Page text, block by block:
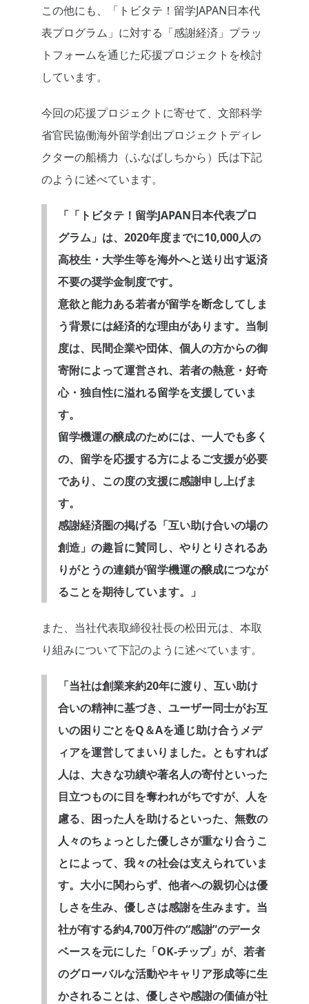
この他にも、「トビタテ！留学JAPAN日本代
表プログラム」に対する「感謝経済」プラッ
トフォームを通じた応援プロジェクトを検討
しています。
今回の応援プロジェクトに寄せて、文部科学
省官民協働海外留学創出プロジェクトディレ
クターの船橋力（ふなばしちから）氏は下記
のように述べています。
「「トビタテ！留学JAPAN日本代表プロ
グラム」は、2020年度までに10,000人の
高校生・大学生等を海外へと送り出す返済
不要の奨学金制度です。
意欲と能力ある若者が留学を断念してしま
う背景には経済的な理由があります。当制
度は、民間企業や団体、個人の方からの御
寄附によって運営され、若者の熱意・好奇
心・独自性に溢れる留学を支援していま
す。
留学機運の醸成のためには、一人でも多く
の、留学を応援する方によるご支援が必要
であり、この度の支援に感謝申し上げま
す。
感謝経済圏の掲げる「互い助け合いの場の
創造」の趣旨に賛同し、やりとりされるあ
りがとうの連鎖が留学機運の醸成につなが
ることを期待しています。」
また、当社代表取締役社長の松田元は、本取
り組みについて下記のように述べています。
「当社は創業来約20年に渡り、互い助け
合いの精神に基づき、ユーザー同士がお互
いの困りごとをQ＆Aを通じ助け合うメデ
ィアを運営してまいりました。ともすれば
人は、大きな功績や著名人の寄付といった
目立つものに目を奪われがちですが、人を
慮る、困った人を助けるといった、無数の
人々のちょっとした優しさが重なり合うこ
とによって、我々の社会は支えられていま
す。大小に関わらず、他者への親切心は優
しさを生み、優しさは感謝を生みます。当
社が有する約4,700万件の“感謝”のデータ
ベースを元にした「OK-チップ」が、若者
のグローバルな活動やキャリア形成等に生
かされることは、優しさや感謝の価値が社